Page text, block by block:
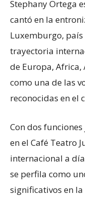
Stephany Ortega
cantó en la
Luxemburgo,
trayectoria
de Europa, Africa,
como una de las
reconocidas en el
Con dos
en el Café Teatro
internacional a
se perfila como
significativos en